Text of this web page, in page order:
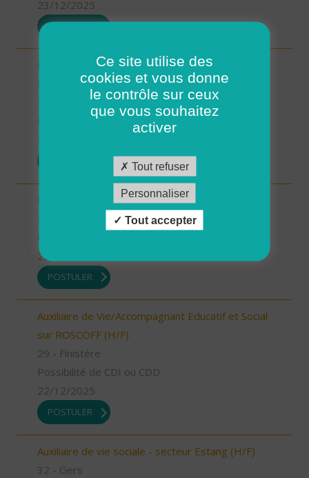
23/12/2025
POSTULER
INTERVENANT.E A DOMICILE - MARTIGNE-
RETIERS (H/F)
35 - Ille-et-Vilaine
Possibilité de CDI ou CDD
Intervenant à Domicile sur ROSCOFF (H/F)
22/12/2025
POSTULER
Auxiliaire de Vie/Accompagnant Educatif et Social
sur ROSCOFF (H/F)
29 - Finistère
Possibilité de CDI ou CDD
22/12/2025
POSTULER
Auxiliaire de vie sociale - secteur Estang (H/F)
32 - Gers
Ce site utilise des
cookies et vous donne
le contrôle sur ceux
que vous souhaitez
activer
Tout refuser
Personnaliser
Tout accepter